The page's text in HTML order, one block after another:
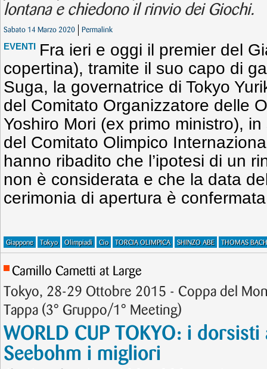
lontana e chiedono il rinvio dei Giochi.
Sabato 14 Marzo 2020 Permalink
EVENTI Fra ieri e oggi il premier del
copertina), tramite il suo capo di
Suga, la governatrice di Tokyo
del Comitato Organizzatore delle
Yoshiro Mori (ex primo ministro),
del Comitato Olimpico
hanno ribadito che l’ipotesi di un
non è considerata e che la data
cerimonia di apertura è
Giappone Tokyo Olimpiadi Cio TORCIA OLIMPICA SHINZO ABE THOMAS BACH
Camillo Cametti at Large
Tokyo, 28-29 Ottobre 2015 - Coppa del
Tappa (3° Gruppo/1° Meeting)
WORLD CUP TOKYO: i
Seebohm i migliori